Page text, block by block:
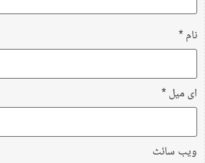
نام*
ای میل*
ویب‌ سائٹ